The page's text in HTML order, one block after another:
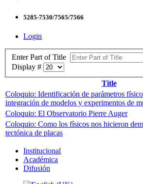
5285-7530/7565/7566
Login
Enter Part of Title
Display #
Title
Coloquio: Identificación de parámetros
integración de modelos y experimentos de
Coloquio: El Observatorio Pierre Auger
Coloquio: Como los físicos nos hicieron
tectónica de placas
Institucional
Académica
Difusión